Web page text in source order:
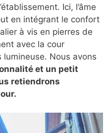
Ici, l’âme
en intégrant le confort
à vis en pierres de
avec la cour
Nous avons
et un petit
retiendrons